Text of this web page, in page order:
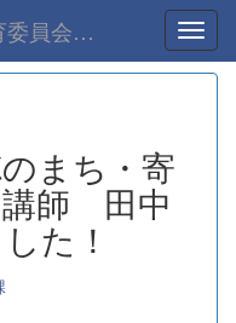
埼玉県 大里郡 寄居町教育委員会-home
まち・寄
講師 田中
た！